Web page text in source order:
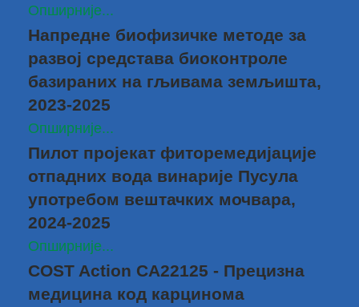
Опширније...
Напредне биофизичке методе за
развој средстава биоконтроле
базираних на гљивама земљишта,
2023-2025
Опширније...
Пилот пројекат фиторемедијације
отпадних вода винарије Пусула
употребом вештачких мочвара,
2024-2025
Опширније...
COST Action CA22125 - Прецизна
медицина код карциномa